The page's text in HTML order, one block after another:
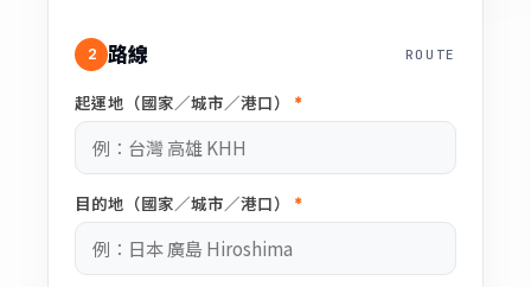
2 路線 ROUTE
起運地（國家／城市／港口） *
目的地（國家／城市／港口） *